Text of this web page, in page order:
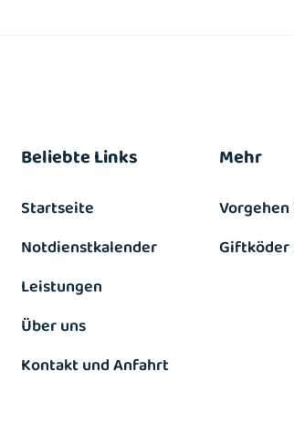
Beliebte Links
Startseite
Notdienstkalender
Leistungen
Über uns
Kontakt und Anfahrt
Mehr
Giftköder